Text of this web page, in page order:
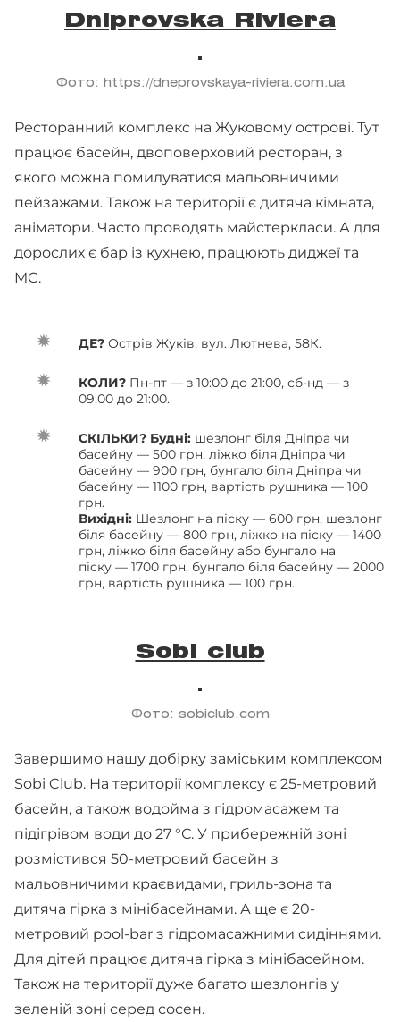
Dniprovska Riviera
Фото: https://dneprovskaya-riviera.com.ua
Ресторанний комплекс на Жуковому острові. Тут
працює басейн, двоповерховий ресторан, з
якого можна помилуватися мальовничими
пейзажами. Також на території є дитяча кімната,
аніматори. Часто проводять майстеркласи. А для
дорослих є бар із кухнею, працюють диджеї та
MC.
ДЕ? Острів Жуків, вул. Лютнева, 58К.
КОЛИ? Пн-пт — з 10:00 до 21:00, сб-нд — з
09:00 до 21:00.
СКІЛЬКИ? Будні: шезлонг біля Дніпра чи
басейну — 500 грн, ліжко біля Дніпра чи
басейну — 900 грн, бунгало біля Дніпра чи
басейну — 1100 грн, вартість рушника — 100
грн.
Вихідні: Шезлонг на піску — 600 грн, шезлонг
біля басейну — 800 грн, ліжко на піску — 1400
грн, ліжко біля басейну або бунгало на
піску — 1700 грн, бунгало біля басейну — 2000
грн, вартість рушника — 100 грн.
Sobi club
Фото: sobiclub.com
Завершимо нашу добірку заміським комплексом
Sobi Club. На території комплексу є 25-метровий
басейн, а також водойма з гідромасажем та
підігрівом води до 27 °С. У прибережній зоні
розмістився 50-метровий басейн з
мальовничими краєвидами, гриль-зона та
дитяча гірка з мінібасейнами. А ще є 20-
метровий pool-bar з гідромасажними сидіннями.
Для дітей працює дитяча гірка з мінібасейном.
Також на території дуже багато шезлонгів у
зеленій зоні серед сосен.